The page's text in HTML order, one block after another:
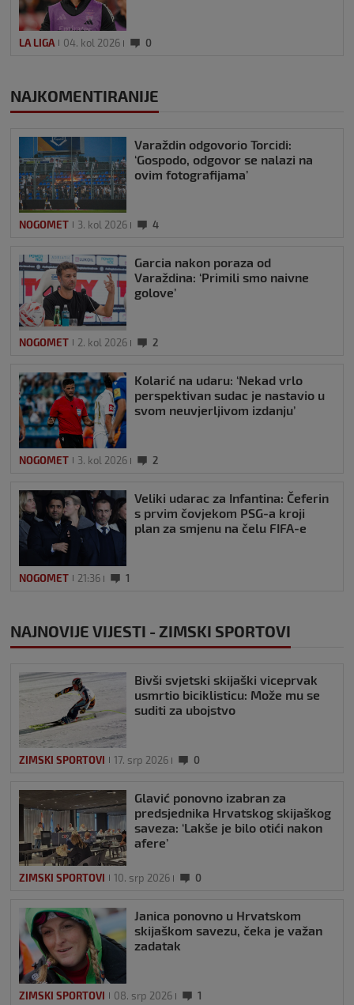
LA LIGA 04. kol 2026 0
NAJKOMENTIRANIJE
Varaždin odgovorio Torcidi:
‘Gospodo, odgovor se nalazi na
ovim fotografijama’
NOGOMET 3. kol 2026 4
Garcia nakon poraza od
Varaždina: ‘Primili smo naivne
golove’
NOGOMET 2. kol 2026 2
Kolarić na udaru: ‘Nekad vrlo
perspektivan sudac je nastavio u
svom neuvjerljivom izdanju’
NOGOMET 3. kol 2026 2
Veliki udarac za Infantina: Čeferin
s prvim čovjekom PSG-a kroji
plan za smjenu na čelu FIFA-e
NOGOMET 21:36 1
NAJNOVIJE VIJESTI - ZIMSKI SPORTOVI
Bivši svjetski skijaški viceprvak
usmrtio biciklisticu: Može mu se
suditi za ubojstvo
ZIMSKI SPORTOVI 17. srp 2026 0
Glavić ponovno izabran za
predsjednika Hrvatskog skijaškog
saveza: ‘Lakše je bilo otići nakon
afere’
ZIMSKI SPORTOVI 10. srp 2026 0
Janica ponovno u Hrvatskom
skijaškom savezu, čeka je važan
zadatak
ZIMSKI SPORTOVI 08. srp 2026 1